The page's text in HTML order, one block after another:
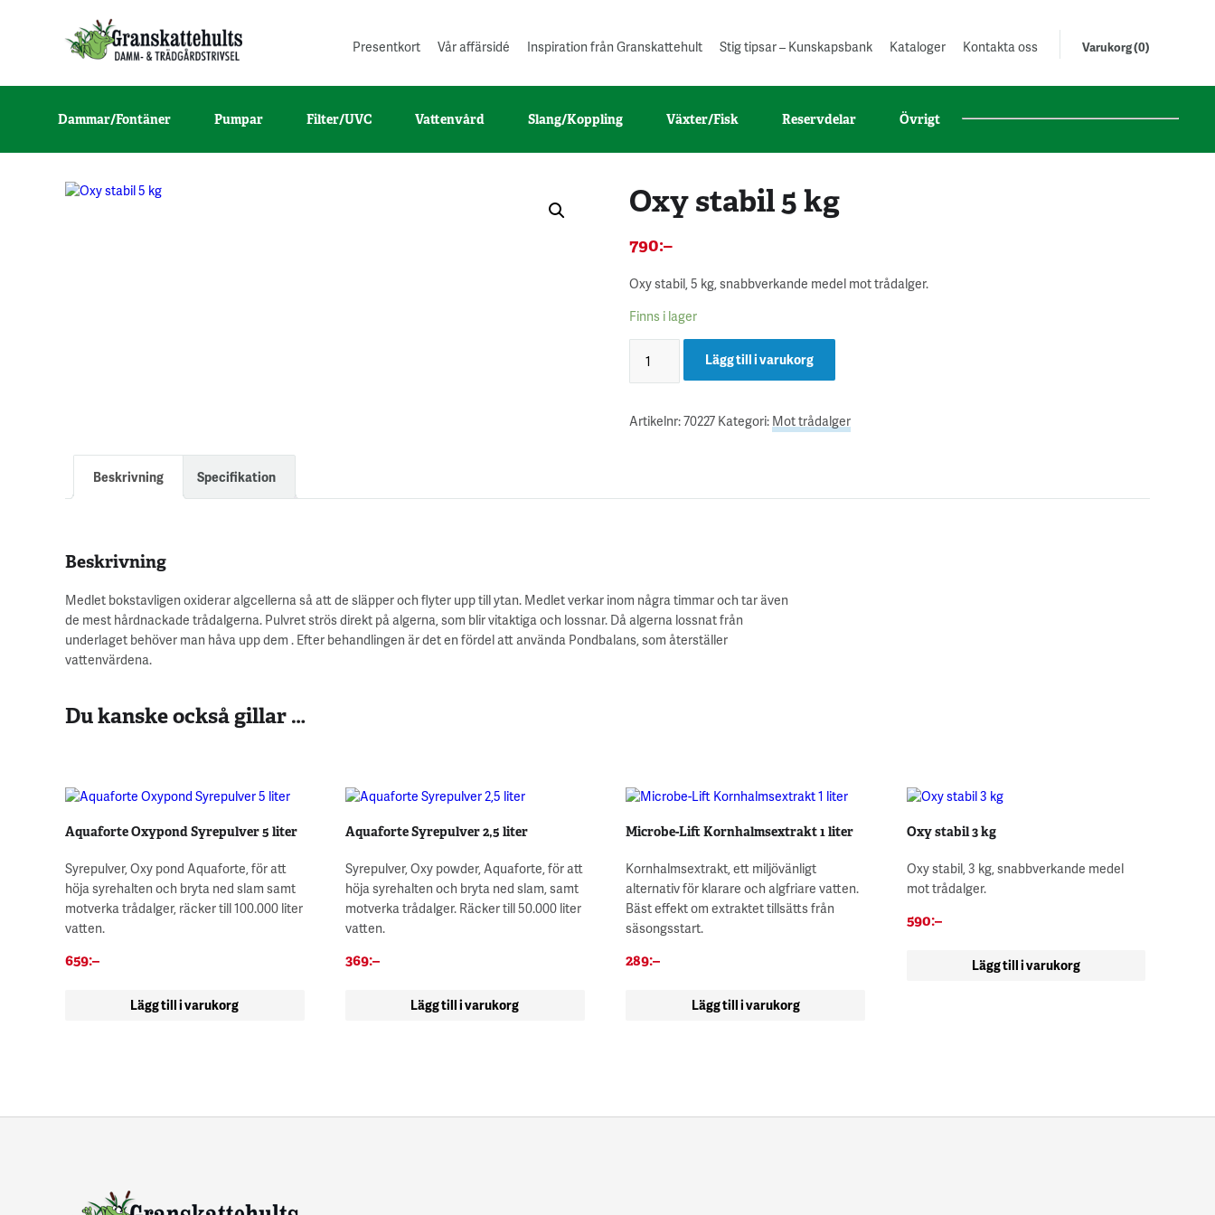
Varukorg (0)
Presentkort Vår affärsidé Inspiration från Granskattehult Stig tipsar – Kunskapsbank Kataloger Kontakta oss
Dammar/Fontäner Pumpar Filter/UVC Vattenvård Slang/Koppling Växter/Fisk Reservdelar Övrigt
Oxy stabil 5 kg
790:–
Oxy stabil, 5 kg, snabbverkande medel mot trådalger.
Finns i lager
Lägg till i varukorg
Artikelnr:70227 Kategori: Mot trådalger
Beskrivning Specifikation
Beskrivning
Medlet bokstavligen oxiderar algcellerna så att de släpper och flyter upp till ytan. Medlet verkar inom några timmar och tar även
de mest hårdnackade trådalgerna. Pulvret strös direkt på algerna, som blir vitaktiga och lossnar. Då algerna lossnat från
underlaget behöver man håva upp dem . Efter behandlingen är det en fördel att använda Pondbalans, som återställer
vattenvärdena.
Du kanske också gillar …
Aquaforte Oxypond Syrepulver 5 liter
Syrepulver, Oxy pond Aquaforte, för att
höja syrehalten och bryta ned slam samt
motverka trådalger, räcker till 100.000 liter
vatten.
659:–
Lägg till i varukorg
Aquaforte Syrepulver 2,5 liter
Syrepulver, Oxy powder, Aquaforte, för att
höja syrehalten och bryta ned slam, samt
motverka trådalger. Räcker till 50.000 liter
vatten.
369:–
Lägg till i varukorg
Microbe-Lift Kornhalmsextrakt 1 liter
Kornhalmsextrakt, ett miljövänligt
alternativ för klarare och algfriare vatten.
Bäst effekt om extraktet tillsätts från
säsongsstart.
289:–
Lägg till i varukorg
Oxy stabil 3 kg
Oxy stabil, 3 kg, snabbverkande medel
mot trådalger.
590:–
Lägg till i varukorg